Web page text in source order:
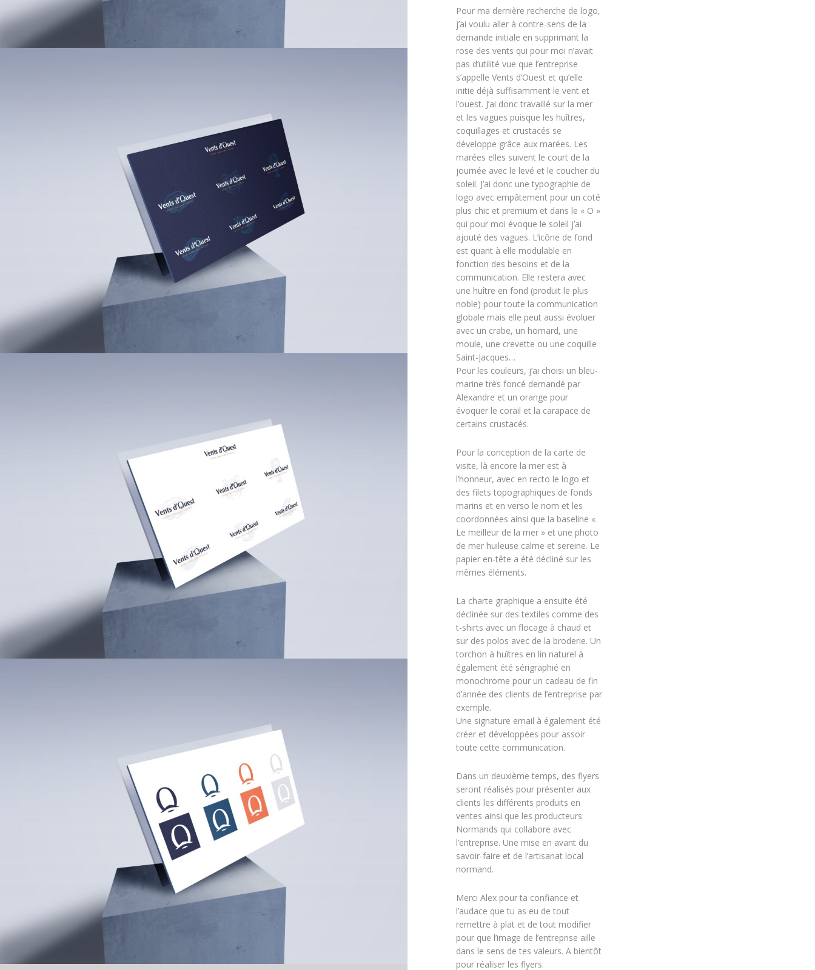
Pour ma dernière recherche de logo,
j’ai voulu aller à contre-sens de la
demande initiale en supprimant la
rose des vents qui pour moi n’avait
pas d’utilité vue que l’entreprise
s’appelle Vents d’Ouest et qu’elle
initie déjà suffisamment le vent et
l’ouest. J’ai donc travaillé sur la mer
et les vagues puisque les huîtres,
coquillages et crustacés se
développe grâce aux marées. Les
marées elles suivent le court de la
journée avec le levé et le coucher du
soleil. J’ai donc une typographie de
logo avec empâtement pour un coté
plus chic et premium et dans le « O »
qui pour moi évoque le soleil j’ai
ajouté des vagues. L’icône de fond
est quant à elle modulable en
fonction des besoins et de la
communication. Elle restera avec
une huître en fond (produit le plus
noble) pour toute la communication
globale mais elle peut aussi évoluer
avec un crabe, un homard, une
moule, une crevette ou une coquille
Saint-Jacques…
Pour les couleurs, j’ai choisi un bleu-
marine très foncé demandé par
Alexandre et un orange pour
évoquer le corail et la carapace de
certains crustacés.
Pour la conception de la carte de
visite, là encore la mer est à
l’honneur, avec en recto le logo et
des filets topographiques de fonds
marins et en verso le nom et les
coordonnées ainsi que la baseline «
Le meilleur de la mer » et une photo
de mer huileuse calme et sereine. Le
papier en-tête a été décliné sur les
mêmes éléments.
La charte graphique a ensuite été
déclinée sur des textiles comme des
t-shirts avec un flocage à chaud et
sur des polos avec de la broderie. Un
torchon à huîtres en lin naturel à
également été sérigraphié en
monochrome pour un cadeau de fin
d’année des clients de l’entreprise par
exemple.
Une signature email à également été
créer et développées pour assoir
toute cette communication.
Dans un deuxième temps, des flyers
seront réalisés pour présenter aux
clients les différents produits en
ventes ainsi que les producteurs
Normands qui collabore avec
l’entreprise. Une mise en avant du
savoir-faire et de l’artisanat local
normand.
Merci Alex pour ta confiance et
l’audace que tu as eu de tout
remettre à plat et de tout modifier
pour que l’image de l’entreprise aille
dans le sens de tes valeurs. A bientôt
pour réaliser les flyers.